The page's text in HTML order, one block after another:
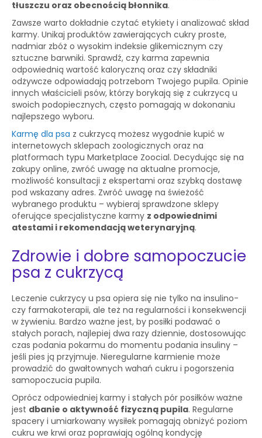
tłuszczu oraz obecnością błonnika.
Zawsze warto dokładnie czytać etykiety i analizować skład
karmy. Unikaj produktów zawierających cukry proste,
nadmiar zbóż o wysokim indeksie glikemicznym czy
sztuczne barwniki. Sprawdź, czy karma zapewnia
odpowiednią wartość kaloryczną oraz czy składniki
odżywcze odpowiadają potrzebom Twojego pupila. Opinie
innych właścicieli psów, którzy borykają się z cukrzycą u
swoich podopiecznych, często pomagają w dokonaniu
najlepszego wyboru.
Karmę dla psa z cukrzycą możesz wygodnie kupić w
internetowych sklepach zoologicznych oraz na
platformach typu Marketplace Zoocial. Decydując się na
zakupy online, zwróć uwagę na aktualne promocje,
możliwość konsultacji z ekspertami oraz szybką dostawę
pod wskazany adres. Zwróć uwagę na świeżość
wybranego produktu – wybieraj sprawdzone sklepy
oferujące specjalistyczne karmy z odpowiednimi
atestami i rekomendacją weterynaryjną.
Zdrowie i dobre samopoczucie
psa z cukrzycą
Leczenie cukrzycy u psa opiera się nie tylko na insulino-
czy farmakoterapii, ale też na regularności i konsekwencji
w żywieniu. Bardzo ważne jest, by posiłki podawać o
stałych porach, najlepiej dwa razy dziennie, dostosowując
czas podania pokarmu do momentu podania insuliny –
jeśli pies ją przyjmuje. Nieregularne karmienie może
prowadzić do gwałtownych wahań cukru i pogorszenia
samopoczucia pupila.
Oprócz odpowiedniej karmy i stałych pór posiłków ważne
jest dbanie o aktywność fizyczną pupila. Regularne
spacery i umiarkowany wysiłek pomagają obniżyć poziom
cukru we krwi oraz poprawiają ogólną kondycję